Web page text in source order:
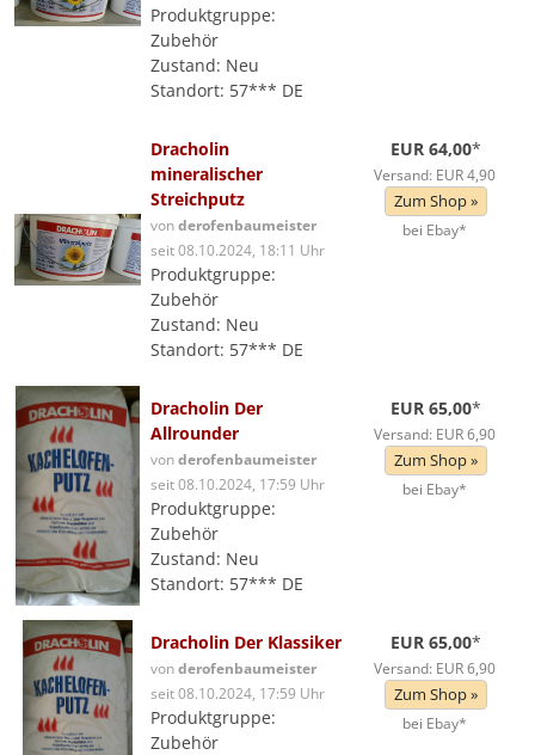
Produktgruppe:
Zubehör
Zustand: Neu
Standort: 57*** DE
Dracholin
mineralischer
Streichputz
vonderofenbaumeister
seit 08.10.2024, 18:11 Uhr
Produktgruppe:
Zubehör
Zustand: Neu
Standort: 57*** DE
EUR 64,00*
Versand: EUR 4,90
Zum Shop »
bei Ebay*
Dracholin Der
Allrounder
vonderofenbaumeister
seit 08.10.2024, 17:59 Uhr
Produktgruppe:
Zubehör
Zustand: Neu
Standort: 57*** DE
EUR 65,00*
Versand: EUR 6,90
Zum Shop »
bei Ebay*
Dracholin Der Klassiker
vonderofenbaumeister
seit 08.10.2024, 17:59 Uhr
Produktgruppe:
Zubehör
EUR 65,00*
Versand: EUR 6,90
Zum Shop »
bei Ebay*